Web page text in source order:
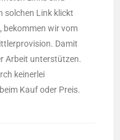
solchen Link klickt
bekommen wir vom
Damit
Arbeit unterstützen.
keinerlei
Kauf oder Preis.